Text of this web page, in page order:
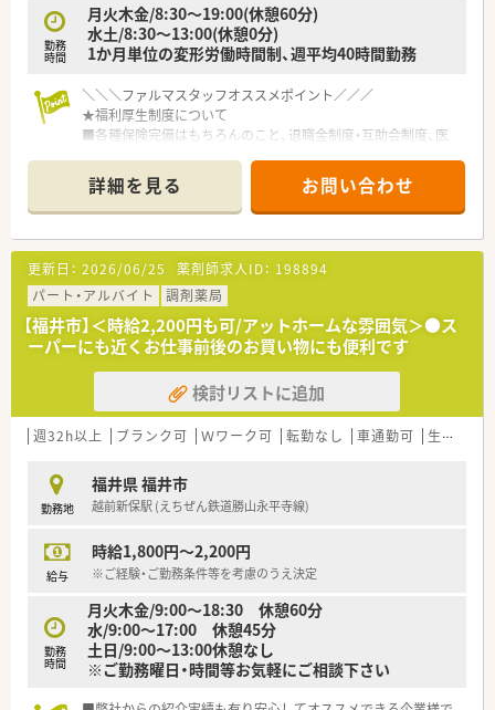
勤務
時間
月火木金/8:30〜19:00(休憩60分)
水土/8:30〜13:00(休憩0分)
1か月単位の変形労働時間制、週平均40時間勤務
＼＼＼ファルマスタッフオススメポイント／／／
★福利厚生制度について
■各種保険完備はもちろんのこと、退職金制度・互助会制度、医
★教育研修制度について
■入社時研修や管理薬剤師研修、マネージャー研修、各種学会参
加など教育支援制度が整いスキルアップが出来る環境です
★働き方について
■年間休日118日以上！シフト制の勤務ですのでプライベートも
充実させられます
詳細を見る お問い合わせ
更新日： 2026/06/25 薬剤師求人ID： 198894
パート・アルバイト
調剤薬局
【福井市】＜時給2,200円も可/アットホームな雰囲気＞●ス
ーパーにも近くお仕事前後のお買い物にも便利です
検討リストに追加
週32h以上 ブランク可 Ｗワーク可 転勤なし 車通勤可 生活環境充実
勤務地
福井県 福井市
越前新保駅 (えちぜん鉄道勝山永平寺線)
給与
時給1,800円～2,200円
※ご経験・ご勤務条件等を考慮のうえ決定
勤務
時間
月火木金/9:00～18:30 休憩60分
水/9:00～17:00 休憩45分
土日/9:00～13:00休憩なし
※ご勤務曜日・時間等お気軽にご相談下さい